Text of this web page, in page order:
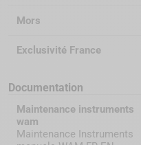
Mors
Exclusivité France
Documentation
Maintenance instruments
wam
Maintenance Instruments